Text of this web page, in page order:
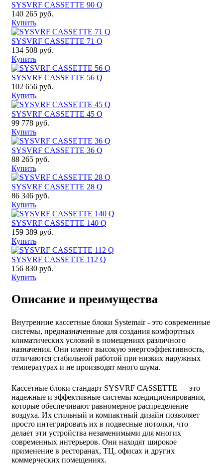
SYSVRF CASSETTE 90 Q
140 265 руб.
Купить
SYSVRF CASSETTE 71 Q
134 508 руб.
Купить
SYSVRF CASSETTE 56 Q
102 656 руб.
Купить
SYSVRF CASSETTE 45 Q
99 778 руб.
Купить
SYSVRF CASSETTE 36 Q
88 265 руб.
Купить
SYSVRF CASSETTE 28 Q
86 346 руб.
Купить
SYSVRF CASSETTE 140 Q
159 389 руб.
Купить
SYSVRF CASSETTE 112 Q
156 830 руб.
Купить
Описание и преимущества
Внутренние кассетные блоки Systemair - это современные
системы, предназначенные для создания комфортных
климатических условий в помещениях различного
назначения. Они имеют высокую энергоэффективность,
отличаются стабильной работой при низких наружных
температурах и не производят много шума.
Кассетные блоки стандарт SYSVRF CASSETTE — это
надежные и эффективные системы кондиционирования,
которые обеспечивают равномерное распределение
воздуха. Их стильный и компактный дизайн позволяет
просто интегрировать их в подвесные потолки, что
делает эти устройства незаменимыми для многих
современных интерьеров. Они находят широкое
применение в ресторанах, ТЦ, офисах и других
коммерческих помещениях.